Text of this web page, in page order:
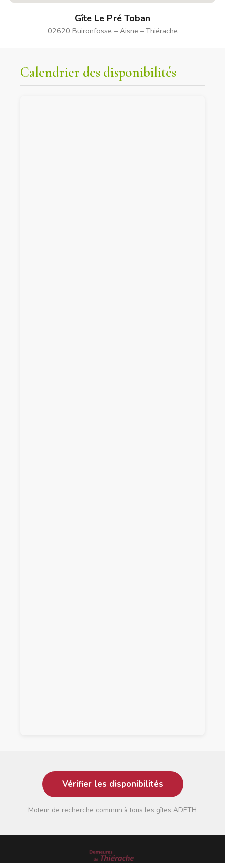
Gîte Le Pré Toban
02620 Buironfosse – Aisne – Thiérache
Calendrier des disponibilités
Vérifier les disponibilités
Moteur de recherche commun à tous les gîtes ADETH